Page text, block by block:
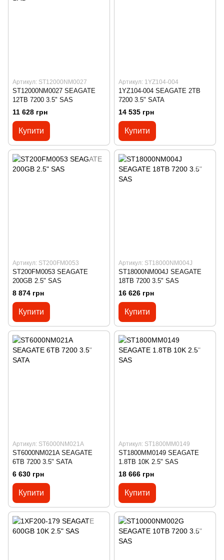
Артикул: ST12000NM0027
ST12000NM0027 SEAGATE
12TB 7200 3.5" SAS
11 628 грн
Купити
Артикул: 1YZ104-004
1YZ104-004 SEAGATE 2TB
7200 3.5" SATA
14 535 грн
Купити
Артикул: ST200FM0053
ST200FM0053 SEAGATE
200GB 2.5" SAS
8 874 грн
Купити
Артикул: ST18000NM004J
ST18000NM004J SEAGATE
18TB 7200 3.5" SAS
16 626 грн
Купити
Артикул: ST6000NM021A
ST6000NM021A SEAGATE
6TB 7200 3.5" SATA
6 630 грн
Купити
Артикул: ST1800MM0149
ST1800MM0149 SEAGATE
1.8TB 10K 2.5" SAS
18 666 грн
Купити